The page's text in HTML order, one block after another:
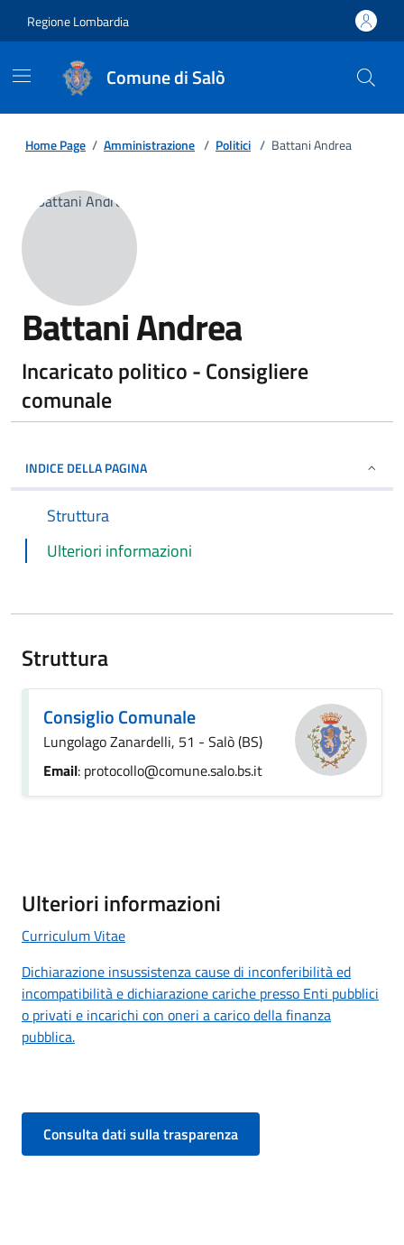
Regione Lombardia
Comune di Salò
Home Page / Amministrazione / Politici / Battani Andrea
Battani Andrea
Incaricato politico - Consigliere
comunale
INDICE DELLA PAGINA
Struttura
Ulteriori informazioni
Struttura
Consiglio Comunale
Lungolago Zanardelli, 51 - Salò (BS)
Email: protocollo@comune.salo.bs.it
Ulteriori informazioni
Curriculum Vitae
Dichiarazione insussistenza cause di inconferibilità ed
incompatibilità e dichiarazione cariche presso Enti pubblici
o privati e incarichi con oneri a carico della finanza
pubblica.
Consulta dati sulla trasparenza